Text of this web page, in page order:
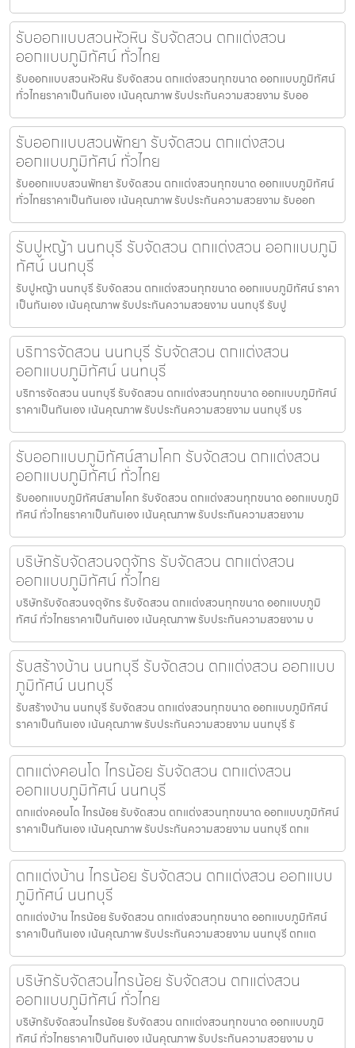
รับออกแบบสวนหัวหิน รับจัดสวน ตกแต่งสวน
ออกแบบภูมิทัศน์ ทั่วไทย
รับออกแบบสวนหัวหิน รับจัดสวน ตกแต่งสวนทุกขนาด ออกแบบภูมิทัศน์
ทั่วไทยราคาเป็นกันเอง เน้นคุณภาพ รับประกันความสวยงาม รับออ
รับออกแบบสวนพัทยา รับจัดสวน ตกแต่งสวน
ออกแบบภูมิทัศน์ ทั่วไทย
รับออกแบบสวนพัทยา รับจัดสวน ตกแต่งสวนทุกขนาด ออกแบบภูมิทัศน์
ทั่วไทยราคาเป็นกันเอง เน้นคุณภาพ รับประกันความสวยงาม รับออก
รับปูหญ้า นนทบุรี รับจัดสวน ตกแต่งสวน ออกแบบภูมิ
ทัศน์ นนทบุรี
รับปูหญ้า นนทบุรี รับจัดสวน ตกแต่งสวนทุกขนาด ออกแบบภูมิทัศน์ ราคา
เป็นกันเอง เน้นคุณภาพ รับประกันความสวยงาม นนทบุรี รับปู
บริการจัดสวน นนทบุรี รับจัดสวน ตกแต่งสวน
ออกแบบภูมิทัศน์ นนทบุรี
บริการจัดสวน นนทบุรี รับจัดสวน ตกแต่งสวนทุกขนาด ออกแบบภูมิทัศน์
ราคาเป็นกันเอง เน้นคุณภาพ รับประกันความสวยงาม นนทบุรี บร
รับออกแบบภูมิทัศน์สามโคก รับจัดสวน ตกแต่งสวน
ออกแบบภูมิทัศน์ ทั่วไทย
รับออกแบบภูมิทัศน์สามโคก รับจัดสวน ตกแต่งสวนทุกขนาด ออกแบบภูมิ
ทัศน์ ทั่วไทยราคาเป็นกันเอง เน้นคุณภาพ รับประกันความสวยงาม
บริษัทรับจัดสวนจตุจักร รับจัดสวน ตกแต่งสวน
ออกแบบภูมิทัศน์ ทั่วไทย
บริษัทรับจัดสวนจตุจักร รับจัดสวน ตกแต่งสวนทุกขนาด ออกแบบภูมิ
ทัศน์ ทั่วไทยราคาเป็นกันเอง เน้นคุณภาพ รับประกันความสวยงาม บ
รับสร้างบ้าน นนทบุรี รับจัดสวน ตกแต่งสวน ออกแบบ
ภูมิทัศน์ นนทบุรี
รับสร้างบ้าน นนทบุรี รับจัดสวน ตกแต่งสวนทุกขนาด ออกแบบภูมิทัศน์
ราคาเป็นกันเอง เน้นคุณภาพ รับประกันความสวยงาม นนทบุรี รั
ตกแต่งคอนโด ไทรน้อย รับจัดสวน ตกแต่งสวน
ออกแบบภูมิทัศน์ นนทบุรี
ตกแต่งคอนโด ไทรน้อย รับจัดสวน ตกแต่งสวนทุกขนาด ออกแบบภูมิทัศน์
ราคาเป็นกันเอง เน้นคุณภาพ รับประกันความสวยงาม นนทบุรี ตกแ
ตกแต่งบ้าน ไทรน้อย รับจัดสวน ตกแต่งสวน ออกแบบ
ภูมิทัศน์ นนทบุรี
ตกแต่งบ้าน ไทรน้อย รับจัดสวน ตกแต่งสวนทุกขนาด ออกแบบภูมิทัศน์
ราคาเป็นกันเอง เน้นคุณภาพ รับประกันความสวยงาม นนทบุรี ตกแต
บริษัทรับจัดสวนไทรน้อย รับจัดสวน ตกแต่งสวน
ออกแบบภูมิทัศน์ ทั่วไทย
บริษัทรับจัดสวนไทรน้อย รับจัดสวน ตกแต่งสวนทุกขนาด ออกแบบภูมิ
ทัศน์ ทั่วไทยราคาเป็นกันเอง เน้นคุณภาพ รับประกันความสวยงาม บ